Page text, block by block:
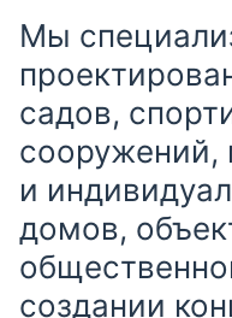
Мы
садов,
сооружений,
и
домов,
создании